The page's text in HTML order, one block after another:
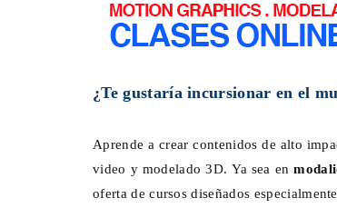
¿Te gustaría incursionar en el
Aprende a crear contenidos de alto
video y modelado 3D. Ya sea en
oferta de cursos diseñados
Ciudad del
inmersiva